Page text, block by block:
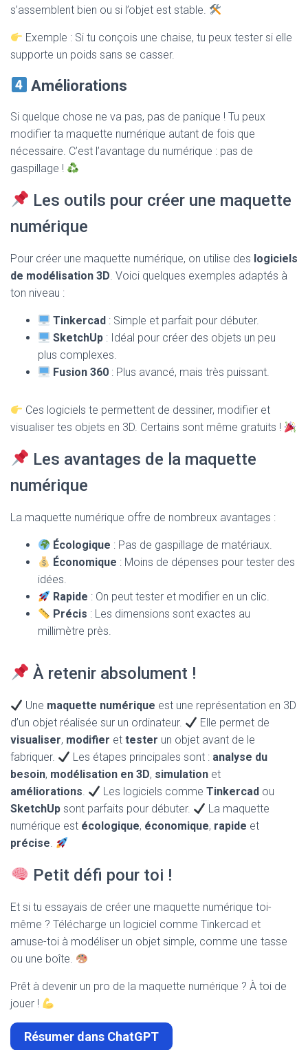
s’assemblent bien ou si l’objet est stable.
Exemple : Si tu conçois une chaise, tu peux tester si elle
supporte un poids sans se casser.
Améliorations
Si quelque chose ne va pas, pas de panique ! Tu peux
modifier ta maquette numérique autant de fois que
nécessaire. C’est l’avantage du numérique : pas de
gaspillage !
Les outils pour créer une maquette
numérique
Pour créer une maquette numérique, on utilise des logiciels
de modélisation 3D. Voici quelques exemples adaptés à
ton niveau :
Tinkercad : Simple et parfait pour débuter.
SketchUp : Idéal pour créer des objets un peu
plus complexes.
Fusion 360 : Plus avancé, mais très puissant.
Ces logiciels te permettent de dessiner, modifier et
visualiser tes objets en 3D. Certains sont même gratuits !
Les avantages de la maquette
numérique
La maquette numérique offre de nombreux avantages :
Écologique : Pas de gaspillage de matériaux.
Économique : Moins de dépenses pour tester des
idées.
Rapide : On peut tester et modifier en un clic.
Précis : Les dimensions sont exactes au
millimètre près.
À retenir absolument !
Une maquette numérique est une représentation en 3D
d’un objet réalisée sur un ordinateur.
Elle permet de
visualiser, modifier et tester un objet avant de le
fabriquer.
Les étapes principales sont : analyse du
besoin, modélisation en 3D, simulation et
améliorations. Les logiciels commeTinkercad ou
SketchUp sont parfaits pour débuter.
La maquette
numérique est écologique, économique, rapide et
précise.
Petit défi pour toi !
Et si tu essayais de créer une maquette numérique toi-
même ? Télécharge un logiciel comme Tinkercad et
amuse-toi à modéliser un objet simple, comme une tasse
ou une boîte.
Prêt à devenir un pro de la maquette numérique ? À toi de
jouer !
Résumer dans ChatGPT